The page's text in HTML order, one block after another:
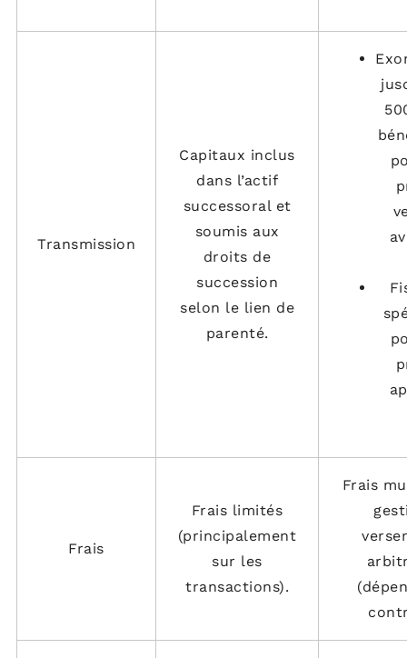
Transmission
Capitaux inclus
dans l’actif
successoral et
soumis aux
droits de
succession
selon le lien de
parenté.
Frais
Frais limités
(principalement
sur les
transactions).
Frais